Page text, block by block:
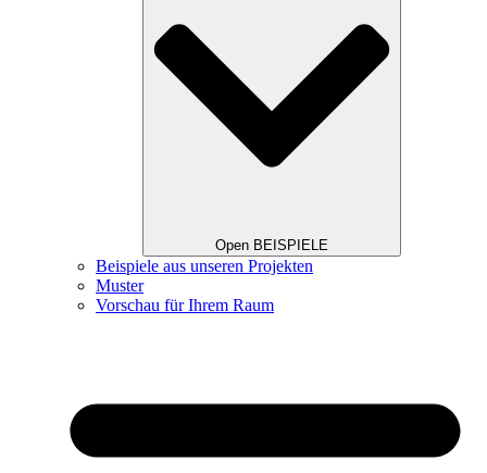
Open BEISPIELE
Beispiele aus unseren Projekten
Muster
Vorschau für Ihrem Raum